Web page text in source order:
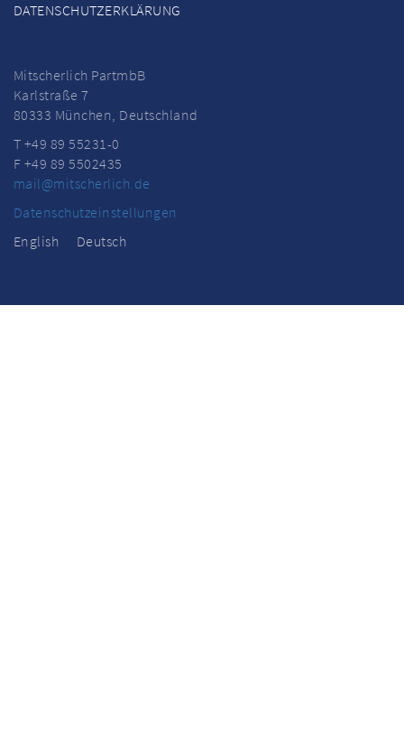
DATENSCHUTZERKLÄRUNG
Mitscherlich PartmbB
Karlstraße 7
80333 München, Deutschland
T +49 89 55231-0
F +49 89 5502435
mail@mitscherlich.de
Datenschutzeinstellungen
English
Deutsch